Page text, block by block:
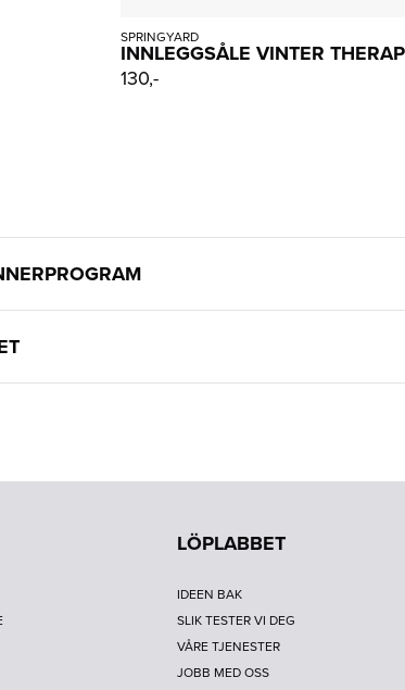
SPRINGYARD
INNLEGGSÅLE VINTER
130,-
LÖPLABBET
IDEEN BAK
SLIK TESTER VI DEG
VÅRE TJENESTER
JOBB MED OSS